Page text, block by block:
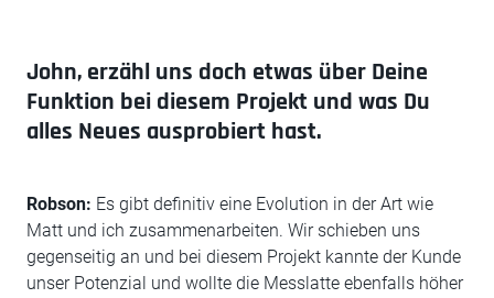
John, erzähl uns doch etwas über Deine
Funktion bei diesem Projekt und was Du
alles Neues ausprobiert hast.
Robson: Es gibt definitiv eine Evolution in der Art wie
Matt und ich zusammenarbeiten. Wir schieben uns
gegenseitig an und bei diesem Projekt kannte der Kunde
unser Potenzial und wollte die Messlatte ebenfalls höher